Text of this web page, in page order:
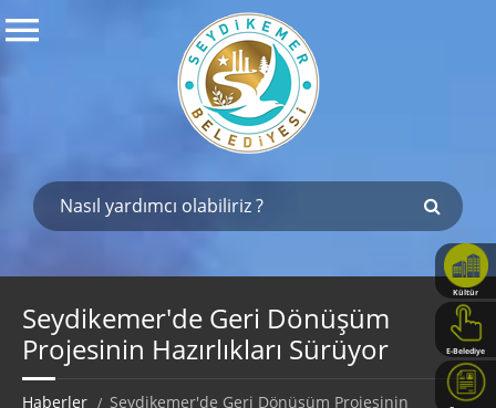
Kültür
Haritası
E-Belediye
Seydikemer'de Geri Dönüşüm
Projesinin Hazırlıkları Sürüyor
Haberler
Seydikemer'de Geri Dönüşüm Projesinin